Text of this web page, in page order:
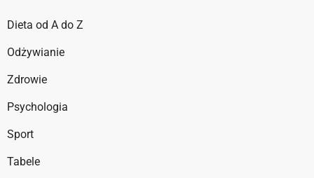
Dieta od A do Z
Odżywianie
Zdrowie
Psychologia
Sport
Tabele